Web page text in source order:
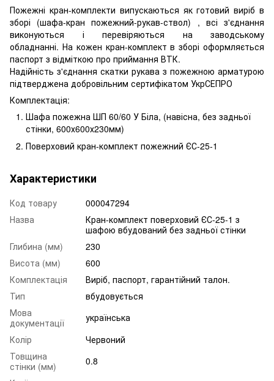
Пожежні кран-комплекти випускаються як готовий виріб в
зборі (шафа-кран пожежний-рукав-ствол) , всі з'єднання
виконуються і перевіряються на заводському
обладнанні. На кожен кран-комплект в зборі оформляється
паспорт з відміткою про приймання ВТК.
Надійність з'єднання скатки рукава з пожежною арматурою
підтверджена добровільним сертифікатом УкрСЕПРО
Комплектація:
Шафа пожежна ШП 60/60 У Біла, (навісна, без задньої
стінки, 600х600х230мм)
Поверховий кран-комплект пожежний ЄС-25-1
Характеристики
Код товару
000047294
Назва
Кран-комплект поверховий ЄС-25-1 з
шафою вбудований без задньої стінки
Глибина (мм)
230
Висота (мм)
600
Комплектація
Виріб, паспорт, гарантійний талон.
Тип
вбудовується
Мова
документації
українська
Колір
Червоний
Товщина
стінки (мм)
0.8